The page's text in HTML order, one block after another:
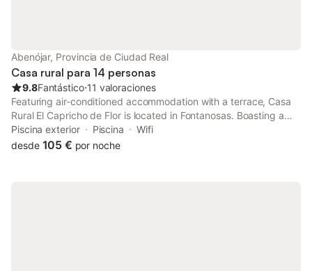
Abenójar, Provincia de Ciudad Real
Casa rural para 14 personas
9.8Fantástico⋅11 valoraciones
Featuring air-conditioned accommodation with a terrace, Casa
Rural El Capricho de Flor is located in Fontanosas. Boasting a
24-hour front desk, this property also provides guests with a
year-round outdoor pool.
Piscina exterior Piscina
Wifi
desde 105 € por noche